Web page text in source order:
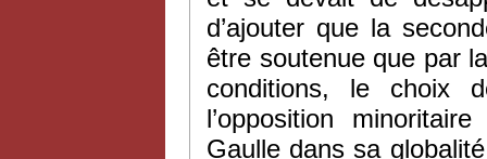
d’ajouter que la
être soutenue que par
conditions, le choix
l’opposition
Gaulle dans sa